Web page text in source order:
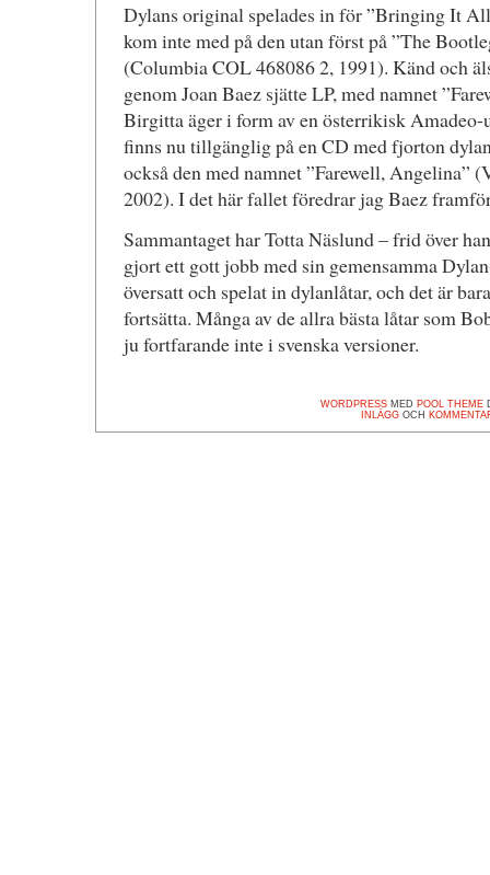
Dylans original spelades in för ”Bringing It
kom inte med på den utan först på ”The
(Columbia COL 468086 2, 1991). Känd och
genom Joan Baez sjätte LP, med namnet
Birgitta äger i form av en österrikisk
finns nu tillgänglig på en CD med fjorton
också den med namnet ”Farewell, Angelina”
2002). I det här fallet föredrar jag Baez
Sammantaget har Totta Näslund – frid över
gjort ett gott jobb med sin gemensamma
översatt och spelat in dylanlåtar, och det är
fortsätta. Många av de allra bästa låtar som
ju fortfarande inte i svenska versioner.
WORDPRESSMED POOL THEME
INLÄGGOCH